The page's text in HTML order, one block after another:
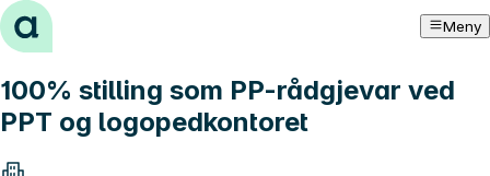
Hopp til innhold Meny
100% stilling som PP-rådgjevar ved
PPT og logopedkontoret